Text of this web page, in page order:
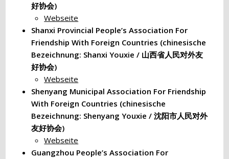
好协会)
Webseite
Shanxi Provincial People’s Association For
Friendship With Foreign Countries (chinesische
Bezeichnung: Shanxi Youxie / 山西省人民对外友
好协会)
Webseite
Shenyang Municipal Association For Friendship
With Foreign Countries (chinesische
Bezeichnung: Shenyang Youxie / 沈阳市人民对外
友好协会)
Webseite
Guangzhou People’s Association For